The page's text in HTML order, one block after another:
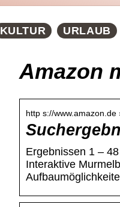
KULTUR URLAUB
Amazon
http s://www.amazon.de
Ergebnissen 1 –
Interaktive